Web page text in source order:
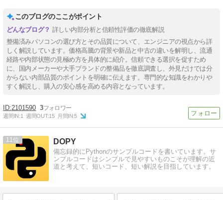
このブログのここがポイント
詳しい内部分析と信頼性評価の徹底解説
整備済みパソコンの選び方とその品質について、エンジニアの視点から詳
しく解説しています。価格高騰の背景や新品と中古の違いを解明し、流通
経路や内部状態の見極め方を具体的に紹介。信頼できる選択を促すため
に、国内メーカーや大手ブランドの整備品を徹底調査し、外見だけでは分
からない内部品質のポイントを明確に伝えます。専門的な知識をわかりや
すく解説し、購入の安心感を高める内容となっています。
2101590 3
週間IN:1 週間OUT:15 月間IN:5
11 DOPY
備忘録的にPythonのサンプルコードを書いています。サ
ンプルコードはシンプルで見やすいものこそが理解の近
道と考えて、短いコード、短い解説を目指しています。